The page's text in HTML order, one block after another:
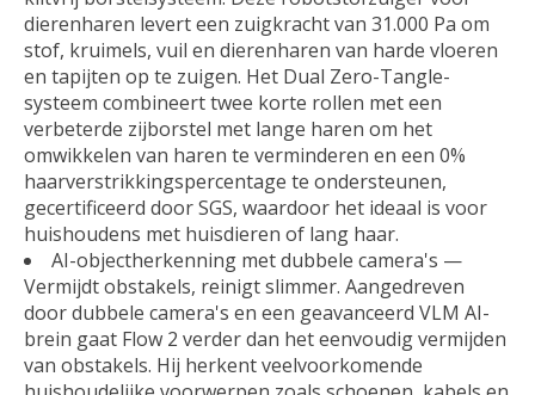
dierenharen levert een zuigkracht van 31.000 Pa om
stof, kruimels, vuil en dierenharen van harde vloeren
en tapijten op te zuigen. Het Dual Zero-Tangle-
systeem combineert twee korte rollen met een
verbeterde zijborstel met lange haren om het
omwikkelen van haren te verminderen en een 0%
haarverstrikkingspercentage te ondersteunen,
gecertificeerd door SGS, waardoor het ideaal is voor
huishoudens met huisdieren of lang haar.
AI-objectherkenning met dubbele camera's —
Vermijdt obstakels, reinigt slimmer. Aangedreven
door dubbele camera's en een geavanceerd VLM AI-
brein gaat Flow 2 verder dan het eenvoudig vermijden
van obstakels. Hij herkent veelvoorkomende